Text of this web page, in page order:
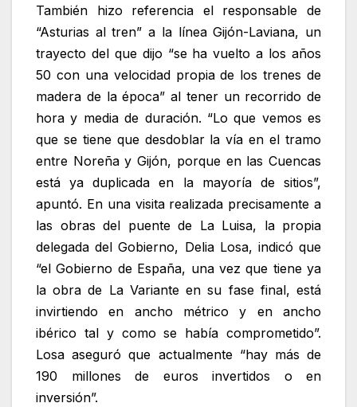
También hizo referencia el responsable de
“Asturias al tren” a la línea Gijón-Laviana, un
trayecto del que dijo “se ha vuelto a los años
50 con una velocidad propia de los trenes de
madera de la época” al tener un recorrido de
hora y media de duración. “Lo que vemos es
que se tiene que desdoblar la vía en el tramo
entre Noreña y Gijón, porque en las Cuencas
está ya duplicada en la mayoría de sitios”,
apuntó. En una visita realizada precisamente a
las obras del puente de La Luisa, la propia
delegada del Gobierno, Delia Losa, indicó que
“el Gobierno de España, una vez que tiene ya
la obra de La Variante en su fase final, está
invirtiendo en ancho métrico y en ancho
ibérico tal y como se había comprometido”.
Losa aseguró que actualmente “hay más de
190 millones de euros invertidos o en
inversión”.